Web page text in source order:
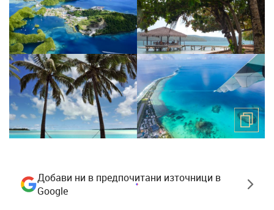
Добави ни в предпочитани източници в
Google